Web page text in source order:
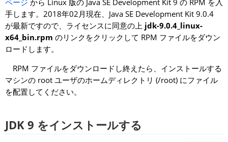
ページ から Linux 版の Java SE Development Kit 9 の RPM を入
手します。2018年02月現在、Java SE Development Kit 9.0.4
が最新ですので、ライセンスに同意の上 jdk-9.0.4_linux-
x64_bin.rpm のリンクをクリックして RPM ファイルをダウン
ロードします。
RPM ファイルをダウンロードし終えたら、インストールする
マシンの root ユーザのホームディレクトリ (/root) にファイル
を配置してください。
JDK 9 をインストールする